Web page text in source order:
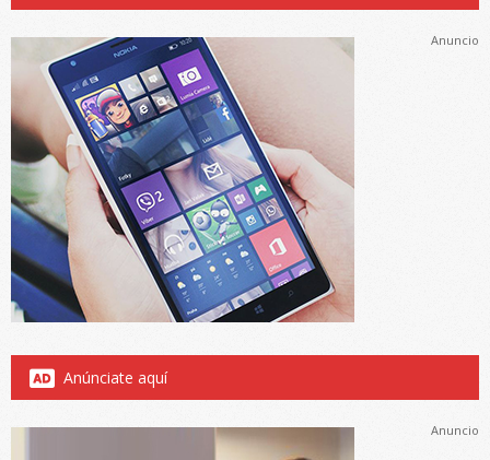
Anuncio
Anúnciate aquí
Anuncio